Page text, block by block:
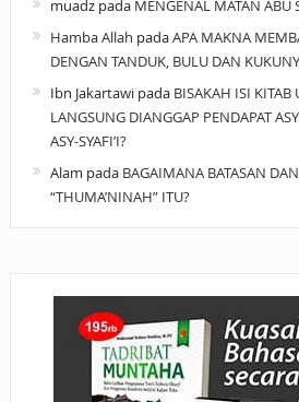
muadzpada MENGENAL MATAN ABU
Hamba Allah padaAPA MAKNA
DENGAN TANDUK, BULU DAN
Ibn Jakartawipada BISAKAH ISI KITAB
LANGSUNG DIANGGAP PENDAPAT
ASY-SYAFI’I?
Alam pada BAGAIMANA BATASAN
“THUMA’NINAH” ITU?